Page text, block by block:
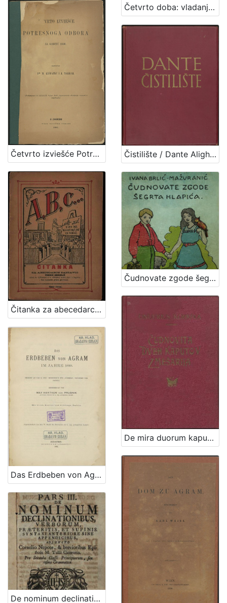
Četvrto doba: vladanje kraljeva iz porodice Habsburga : (1527-1740)
Četvrto izviešće Potresnoga odbora za godinu 1886. / sastavili M. Kišpatić i J. Torbar Čistilište / Dante Alighieri ; preveo i protumačio Izidor Kršnjavi ; urešeno sa 17 slika Mirka Račkog
Čitanka za abecedarce / sastavio Franjo Anderlić
Čudnovate zgode šegrta Hlapića : pripovijest za djecu / napisala Ivana Brlić-Mažuranić ; sa slikama Naste Šenoa-Rojc
Das Erdbeben von Agram im Jahre 1880. / eingereicht von Max Hantken von Prudnik
De mira duorum kaputorum metamorphosi seu Čudnovita dveh kaputov zmešarija : in memoriam tristissimae illius sed demum feliciter perpessae ultimae anni noctis : 1873 / [Onofrius Kopriva]
De nominum declinationibus, verborum, praeteritis, et supinis : syntaxi anteriore sine appendicibus : pro secunda classe principiorum, seu infima grammaticae : adjuncto Cornelio Nepote, & brevioribus epistolis M. Tullii Ciceronis / Emmanualis Alvari e societate Jesu